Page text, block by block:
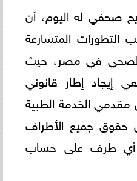
صحفي له اليوم، أن
التطورات المتسارعة
الصحي في مصر، حيث
إيجاد إطار قانوني
مقدمي الخدمة الطبية
حقوق جميع الأطراف
أي طرف على حساب